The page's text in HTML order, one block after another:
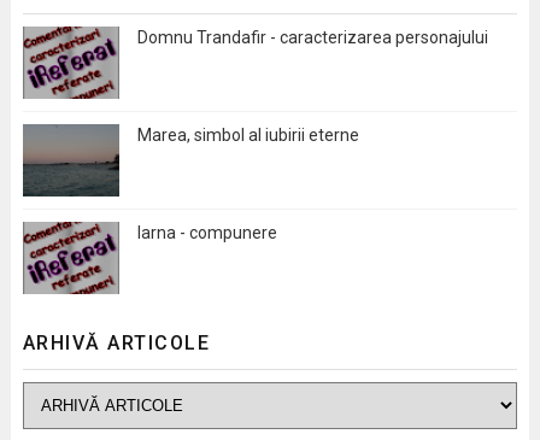
Domnu Trandafir - caracterizarea personajului
Marea, simbol al iubirii eterne
Iarna - compunere
ARHIVĂ ARTICOLE